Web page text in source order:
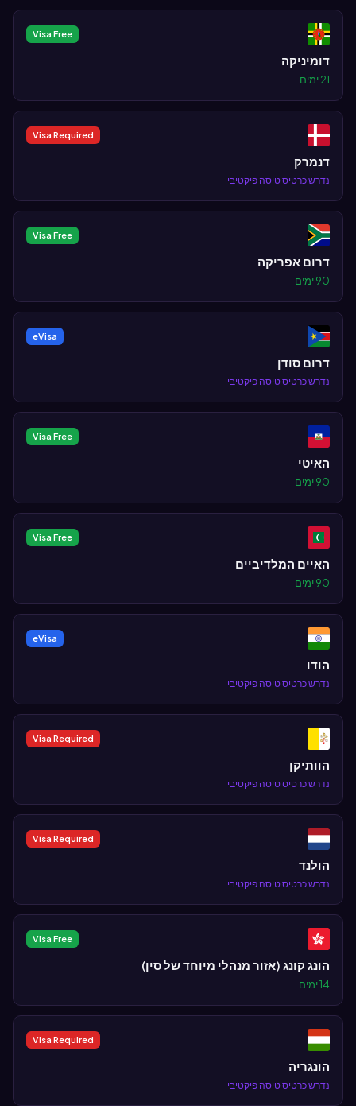
Visa Free
דומיניקה
21 ימים
Visa Required
דנמרק
נדרש כרטיס טיסה פיקטיבי
Visa Free
דרום אפריקה
90 ימים
eVisa
דרום סודן
נדרש כרטיס טיסה פיקטיבי
Visa Free
האיטי
90 ימים
Visa Free
האיים המלדיביים
90 ימים
eVisa
הודו
נדרש כרטיס טיסה פיקטיבי
Visa Required
הוותיקן
נדרש כרטיס טיסה פיקטיבי
Visa Required
הולנד
נדרש כרטיס טיסה פיקטיבי
Visa Free
הונג קונג (אזור מנהלי מיוחד של סין)
14 ימים
Visa Required
הונגריה
נדרש כרטיס טיסה פיקטיבי